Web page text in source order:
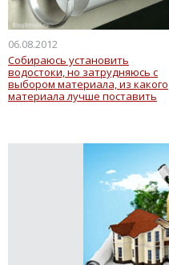
06.08.2012
Собираюсь установить
водостоки, но затрудняюсь с
выбором материала, из какого
материала лучше поставить